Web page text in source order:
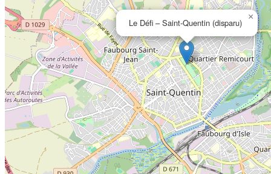
Le Défi – Saint-Quentin (disparu)
×